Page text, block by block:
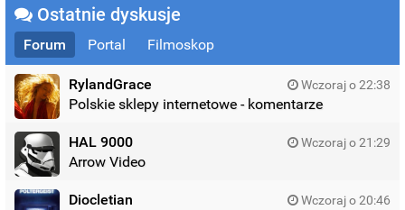
Ostatnie dyskusje
Forum Portal Filmoskop
RylandGrace Wczoraj o 22:38
Polskie sklepy internetowe - komentarze
HAL 9000 Wczoraj o 21:29
Arrow Video
Diocletian Wczoraj o 20:46